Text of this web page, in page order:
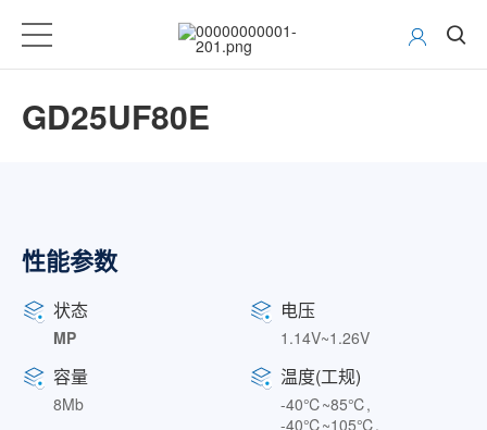
GD25UF80E
性能参数
状态
MP
电压
1.14V~1.26V
容量
8Mb
温度(工规)
-40℃~85℃,
-40℃~105℃,